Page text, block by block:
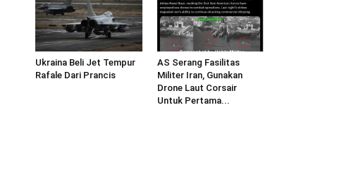
Ukraina Beli Jet Tempur
Rafale Dari Prancis
AS Serang Fasilitas
Militer Iran, Gunakan
Drone Laut Corsair
Untuk Pertama...